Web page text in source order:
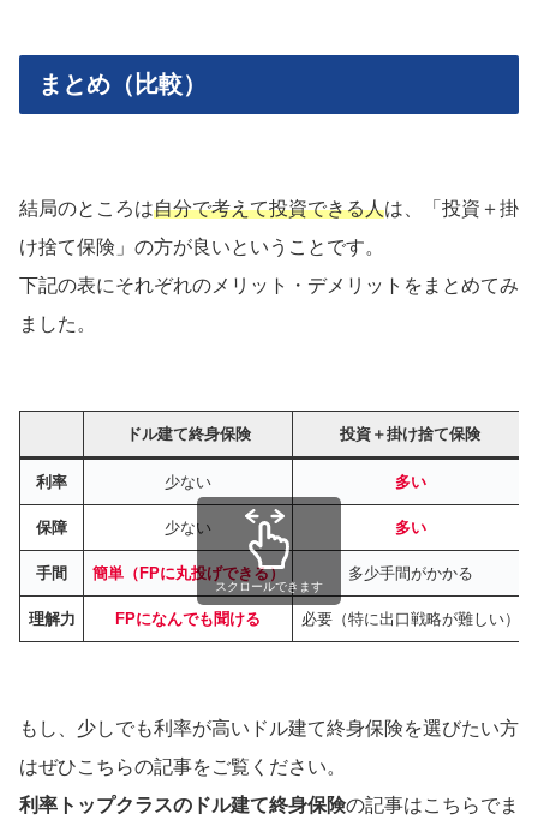
まとめ（比較）
結局のところは自分で考えて投資できる人は、「投資＋掛
け捨て保険」の方が良いということです。
下記の表にそれぞれのメリット・デメリットをまとめてみ
ました。
ドル建て終身保険 投資＋掛け捨て保険
利率 少ない 多い
保障 少ない 多い
手間 簡単（FPに丸投げできる） 多少手間がかかる
理解力 FPになんでも聞ける 必要（特に出口戦略が難しい）
スクロールできます
もし、少しでも利率が高いドル建て終身保険を選びたい方
はぜひこちらの記事をご覧ください。
利率トップクラスのドル建て終身保険の記事はこちらでま